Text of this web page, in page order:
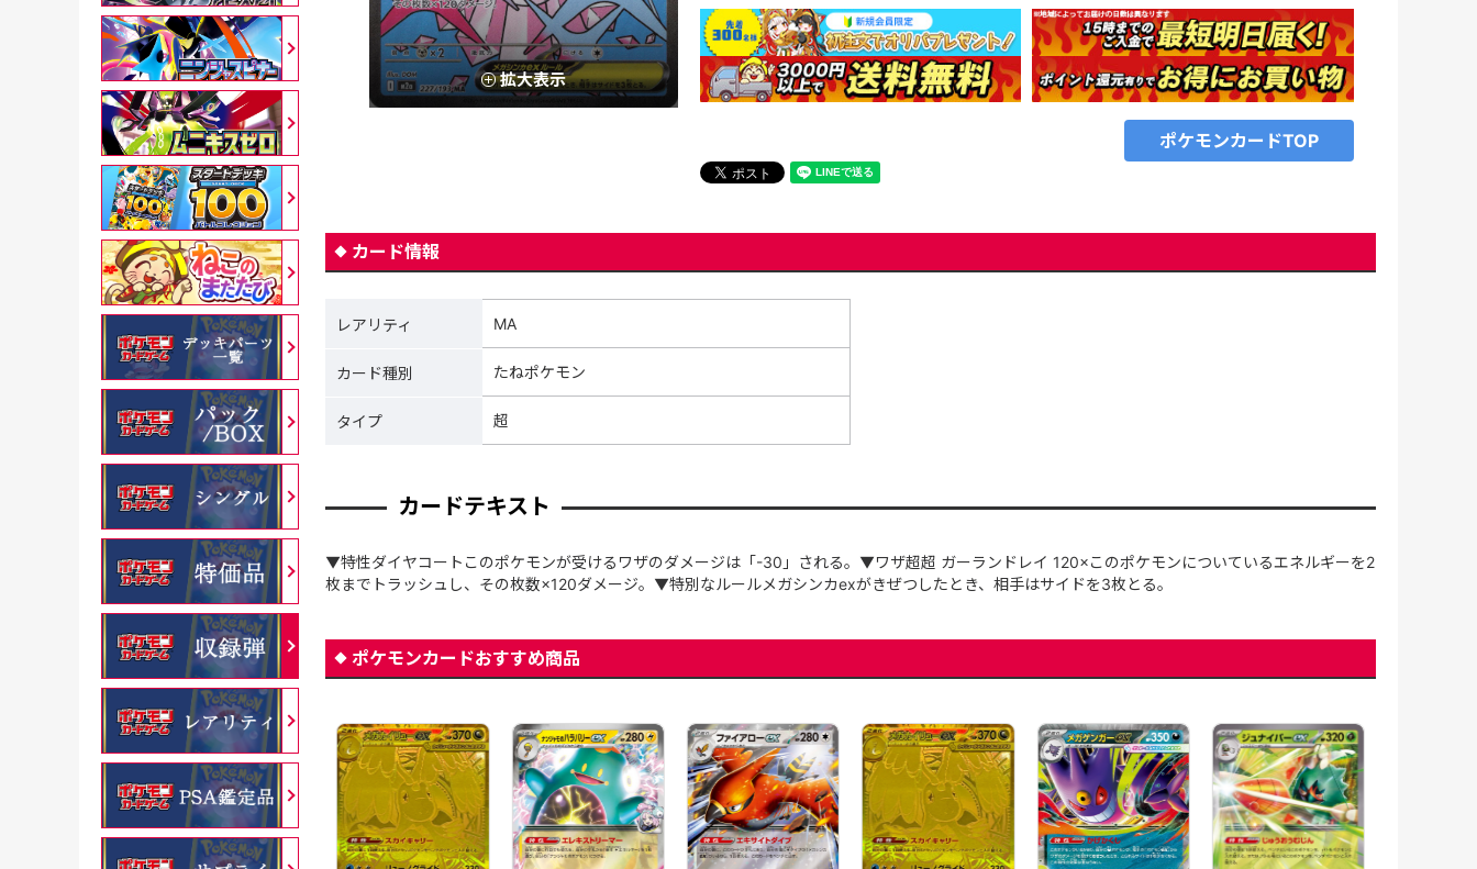
拡大表示
ポケモンカードTOP
カード情報
レアリティ MA
カード種別 たねポケモン
タイプ 超
カードテキスト
▼特性ダイヤコートこのポケモンが受けるワザのダメージは「-30」される。▼ワザ超超 ガーランドレイ 120×このポケモンについているエネルギーを2
枚までトラッシュし、その枚数×120ダメージ。▼特別なルールメガシンカexがきぜつしたとき、相手はサイドを3枚とる。
ポケモンカードおすすめ商品